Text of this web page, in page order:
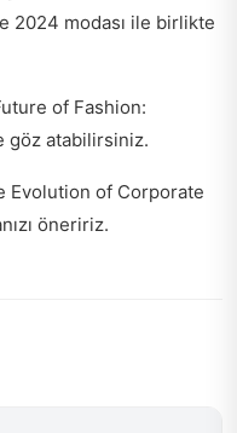
2024 modası ile birlikte
of Fashion:
göz atabilirsiniz.
Evolution of Corporate
öneririz.